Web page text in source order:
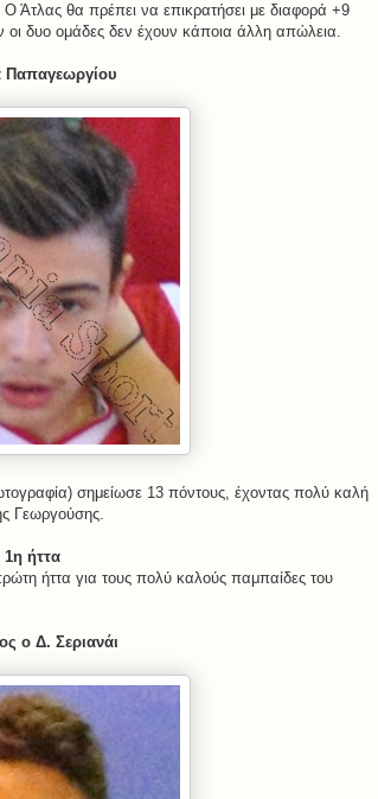
Άτλας θα πρέπει να επικρατήσει με διαφορά +9
δυο ομάδες δεν έχουν κάποια άλλη απώλεια.
Παπαγεωργίου
σημείωσε 13 πόντους, έχοντας πολύ καλή
Γεωργούσης.
1η ήττα
ήττα για τους πολύ καλούς παμπαίδες του
ο Δ. Σεριανάι